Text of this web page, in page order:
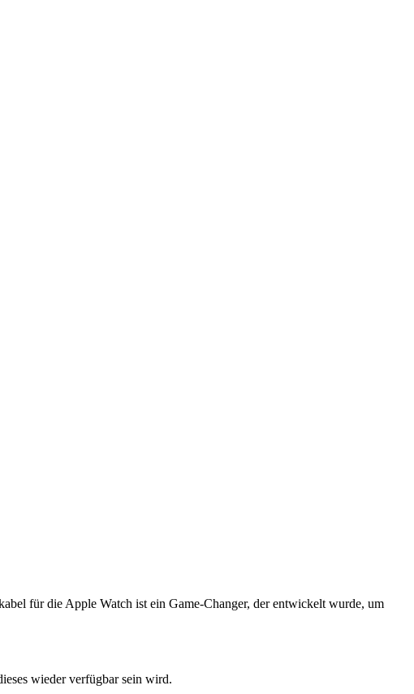
für die Apple Watch ist ein Game-Changer, der entwickelt wurde, um
wieder verfügbar sein wird.